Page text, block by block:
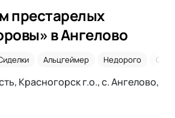
престарелых
в Ангелово
Альцгеймер Недорого
Красногорск г.о., с. Ангелово,